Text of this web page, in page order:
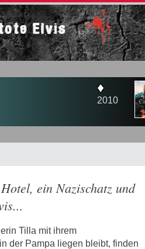
Elvis
ein Nazischatz und
Tilla mit ihrem
der Pampa liegen bleibt, finden